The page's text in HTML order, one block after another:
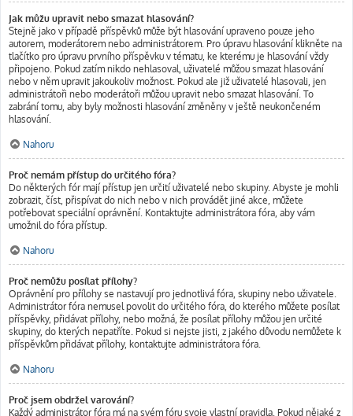
Jak můžu upravit nebo smazat hlasování?
Stejně jako v případě příspěvků může být hlasování upraveno pouze jeho
autorem, moderátorem nebo administrátorem. Pro úpravu hlasování klikněte na
tlačítko pro úpravu prvního příspěvku v tématu, ke kterému je hlasování vždy
připojeno. Pokud zatím nikdo nehlasoval, uživatelé můžou smazat hlasování
nebo v něm upravit jakoukoliv možnost. Pokud ale již uživatelé hlasovali, jen
administrátoři nebo moderátoři můžou upravit nebo smazat hlasování. To
zabrání tomu, aby byly možnosti hlasování změněny v ještě neukončeném
hlasování.
Nahoru
Proč nemám přístup do určitého fóra?
Do některých fór mají přístup jen určití uživatelé nebo skupiny. Abyste je mohli
zobrazit, číst, přispívat do nich nebo v nich provádět jiné akce, můžete
potřebovat speciální oprávnění. Kontaktujte administrátora fóra, aby vám
umožnil do fóra přístup.
Nahoru
Proč nemůžu posílat přílohy?
Oprávnění pro přílohy se nastavují pro jednotlivá fóra, skupiny nebo uživatele.
Administrátor fóra nemusel povolit do určitého fóra, do kterého můžete posílat
příspěvky, přidávat přílohy, nebo možná, že posílat přílohy můžou jen určité
skupiny, do kterých nepatříte. Pokud si nejste jisti, z jakého důvodu nemůžete k
příspěvkům přidávat přílohy, kontaktujte administrátora fóra.
Nahoru
Proč jsem obdržel varování?
Každý administrátor fóra má na svém fóru svoje vlastní pravidla. Pokud nějaké z